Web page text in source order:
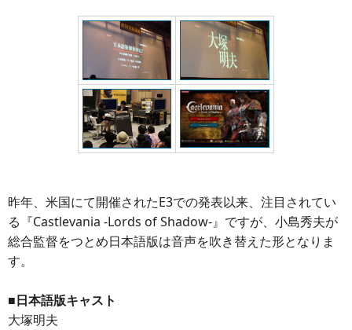
昨年、米国にて開催されたE3での発表以来、注目されてい
る『Castlevania -Lords of Shadow-』ですが、小島秀夫が
総合監督をつとめ日本語版は音声を吹き替えた形となりま
す。
■日本語版キャスト
大塚明夫